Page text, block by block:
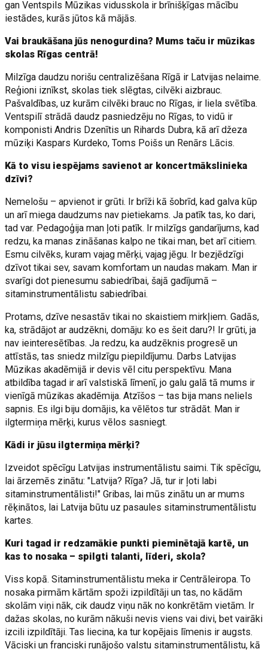
gan Ventspils Mūzikas vidusskola ir brīnišķīgas mācību
iestādes, kurās jūtos kā mājās.
Vai braukāšana jūs nenogurdina? Mums taču ir mūzikas
skolas Rīgas centrā!
Milzīga daudzu norišu centralizēšana Rīgā ir Latvijas nelaime.
Reģioni iznīkst, skolas tiek slēgtas, cilvēki aizbrauc.
Pašvaldības, uz kurām cilvēki brauc no Rīgas, ir liela svētība.
Ventspilī strādā daudz pasniedzēju no Rīgas, to vidū ir
komponisti Andris Dzenītis un Rihards Dubra, kā arī džeza
mūziķi Kaspars Kurdeko, Toms Poišs un Renārs Lācis.
Kā to visu iespējams savienot ar koncertmākslinieka
dzīvi?
Nemelošu – apvienot ir grūti. Ir brīži kā šobrīd, kad galva kūp
un arī miega daudzums nav pietiekams. Ja patīk tas, ko dari,
tad var. Pedagoģija man ļoti patīk. Ir milzīgs gandarījums, kad
redzu, ka manas zināšanas kalpo ne tikai man, bet arī citiem.
Esmu cilvēks, kuram vajag mērķi, vajag jēgu. Ir bezjēdzīgi
dzīvot tikai sev, savam komfortam un naudas makam. Man ir
svarīgi dot pienesumu sabiedrībai, šajā gadījumā –
sitaminstrumentālistu sabiedrībai.
Protams, dzīve nesastāv tikai no skaistiem mirkļiem. Gadās,
ka, strādājot ar audzēkni, domāju: ko es šeit daru?! Ir grūti, ja
nav ieinteresētības. Ja redzu, ka audzēknis progresē un
attīstās, tas sniedz milzīgu piepildījumu. Darbs Latvijas
Mūzikas akadēmijā ir devis vēl citu perspektīvu. Mana
atbildība tagad ir arī valstiskā līmenī, jo galu galā tā mums ir
vienīgā mūzikas akadēmija. Atzīšos – tas bija mans neliels
sapnis. Es ilgi biju domājis, ka vēlētos tur strādāt. Man ir
ilgtermiņa mērķi, kurus vēlos sasniegt.
Kādi ir jūsu ilgtermiņa mērķi?
Izveidot spēcīgu Latvijas instrumentālistu saimi. Tik spēcīgu,
lai ārzemēs zinātu: "Latvija? Rīga? Jā, tur ir ļoti labi
sitaminstrumentālisti!" Gribas, lai mūs zinātu un ar mums
rēķinātos, lai Latvija būtu uz pasaules sitaminstrumentālistu
kartes.
Kuri tagad ir redzamākie punkti pieminētajā kartē, un
kas to nosaka – spilgti talanti, līderi, skola?
Viss kopā. Sitaminstrumentālistu meka ir Centrāleiropa. To
nosaka pirmām kārtām spoži izpildītāji un tas, no kādām
skolām viņi nāk, cik daudz viņu nāk no konkrētām vietām. Ir
dažas skolas, no kurām nākuši nevis viens vai divi, bet vairāki
izcili izpildītāji. Tas liecina, ka tur kopējais līmenis ir augsts.
Vāciski un franciski runājošo valstu sitaminstrumentālistu, kā